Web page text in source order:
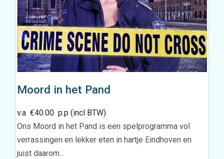
Moord in het Pand
v.a€40.00 p.p (incl BTW)
Ons Moord in het Pand is een spelprogramma vol
verrassingen en lekker eten in hartje Eindhoven en
juist daarom…